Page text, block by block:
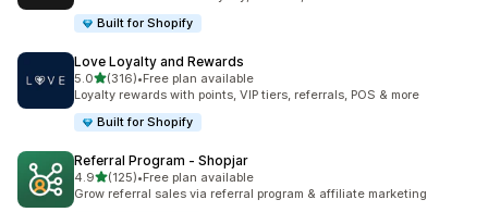
Built for Shopify
Love Loyalty and Rewards
5.0별 5개 중
(316)
총 리뷰 316개
•Free plan available
Loyalty rewards with points, VIP tiers, referrals, POS & more
Built for Shopify
Referral Program ‑ Shopjar
4.9별 5개 중
(125)
총 리뷰 125개
•Free plan available
Grow referral sales via referral program & affiliate marketing